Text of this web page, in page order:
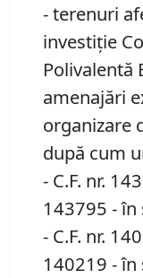
- terenuri
investiție
Polivalentă
amenajări
organizare
după cum
- C.F. nr.
143795 -
- C.F. nr.
140219 -